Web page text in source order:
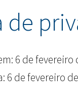
de
6 de fevereiro
6 de fevereiro